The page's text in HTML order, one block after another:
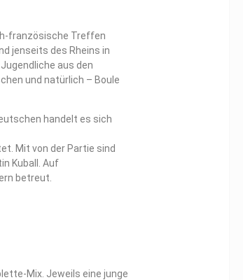
französische Treffen
jenseits des Rheins in
aus den
und natürlich – Boule
handelt es sich
Mit von der Partie sind
Kuball. Auf
betreut.
Mix. Jeweils eine junge